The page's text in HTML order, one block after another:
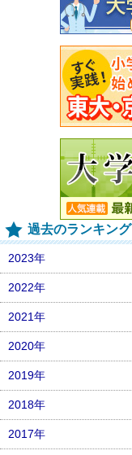
過去のランキング
2023年
2022年
2021年
2020年
2019年
2018年
2017年